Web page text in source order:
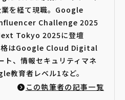
を経て現職。Google
Challenge 2025
Tokyo 2025に登壇
はGoogle Cloud Digital
、情報セキュリティマネ
教育者レベル1など。
この執筆者の記事一覧